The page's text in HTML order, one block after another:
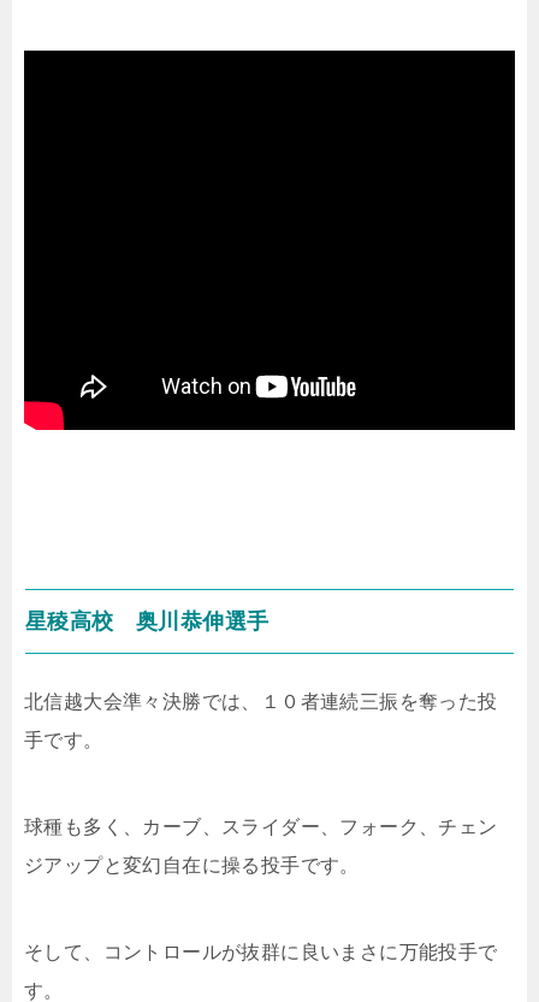
星稜高校 奥川恭伸選手
北信越大会準々決勝では、１０者連続三振を奪った投
手です。
球種も多く、カーブ、スライダー、フォーク、チェン
ジアップと変幻自在に操る投手です。
そして、コントロールが抜群に良いまさに万能投手で
す。